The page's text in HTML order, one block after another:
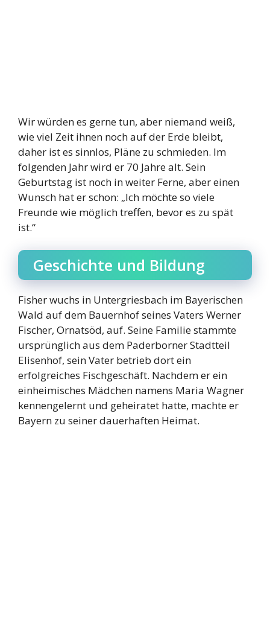
Wir würden es gerne tun, aber niemand weiß,
wie viel Zeit ihnen noch auf der Erde bleibt,
daher ist es sinnlos, Pläne zu schmieden. Im
folgenden Jahr wird er 70 Jahre alt. Sein
Geburtstag ist noch in weiter Ferne, aber einen
Wunsch hat er schon: „Ich möchte so viele
Freunde wie möglich treffen, bevor es zu spät
ist.“
Geschichte und Bildung
Fisher wuchs in Untergriesbach im Bayerischen
Wald auf dem Bauernhof seines Vaters Werner
Fischer, Ornatsöd, auf. Seine Familie stammte
ursprünglich aus dem Paderborner Stadtteil
Elisenhof, sein Vater betrieb dort ein
erfolgreiches Fischgeschäft. Nachdem er ein
einheimisches Mädchen namens Maria Wagner
kennengelernt und geheiratet hatte, machte er
Bayern zu seiner dauerhaften Heimat.